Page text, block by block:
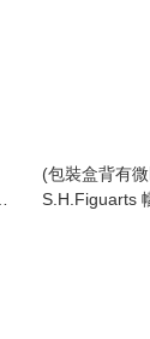
(包裝盒背有
S.H.Figuarts